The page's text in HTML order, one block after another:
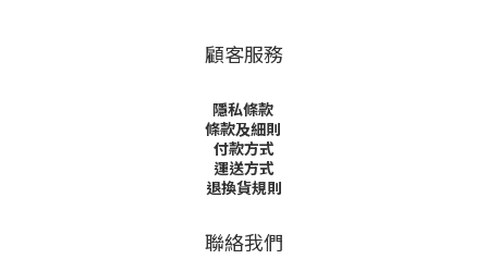
顧客服務
隱私條款
條款及細則
付款方式
運送方式
退換貨規則
聯絡我們